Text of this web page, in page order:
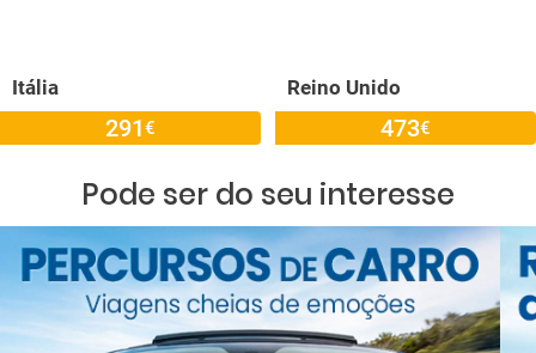
Itália
291€
Reino Unido
473€
Pode ser do seu interesse